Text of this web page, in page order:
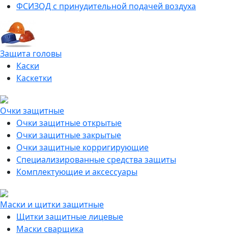
ФСИЗОД с принудительной подачей воздуха
Защита головы
Каски
Каскетки
Очки защитные
Очки защитные открытые
Очки защитные закрытые
Очки защитные корригирующие
Специализированные средства защиты
Комплектующие и аксессуары
Маски и щитки защитные
Щитки защитные лицевые
Маски сварщика